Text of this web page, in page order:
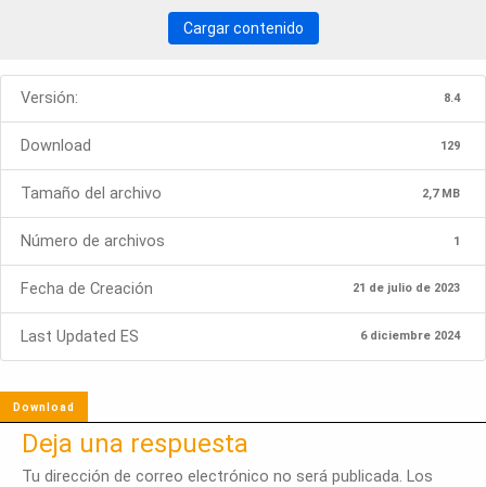
Cargar contenido
Versión: 8.4
Download 129
Tamaño del archivo 2,7 MB
Número de archivos 1
Fecha de Creación 21 de julio de 2023
Last Updated ES 6 diciembre 2024
Download
Deja una respuesta
Tu dirección de correo electrónico no será publicada. Los